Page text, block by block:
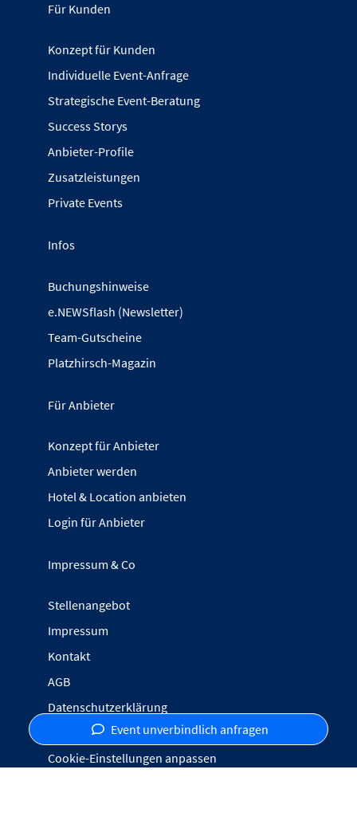
Event unverbindlich anfragen
Für Kunden
Konzept für Kunden
Individuelle Event-Anfrage
Strategische Event-Beratung
Success Storys
Anbieter-Profile
Zusatzleistungen
Private Events
Infos
Buchungshinweise
e.NEWSflash (Newsletter)
Team-Gutscheine
Platzhirsch-Magazin
Für Anbieter
Konzept für Anbieter
Anbieter werden
Hotel & Location anbieten
Login für Anbieter
Impressum & Co
Stellenangebot
Impressum
Kontakt
AGB
Datenschutzerklärung
Inhalte melden
Cookie-Einstellungen anpassen